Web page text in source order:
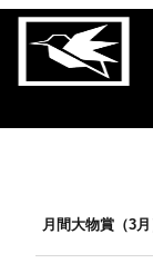
月間大物賞（3月